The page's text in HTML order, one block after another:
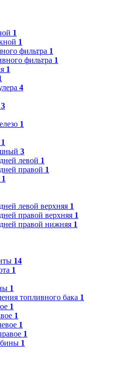
1
1
фильтра 1
фильтра 1
1
4
3
1
1
3
левой 1
правой 1
1
левой верхняя 1
правой верхняя 1
правой нижняя 1
14
1
1
топливного бака 1
1
1
1
1
1